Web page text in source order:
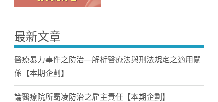
最新文章
醫療暴力事件之防治—解析醫療法與刑法規定之適用關
係【本期企劃】
論醫療院所霸凌防治之雇主責任【本期企劃】